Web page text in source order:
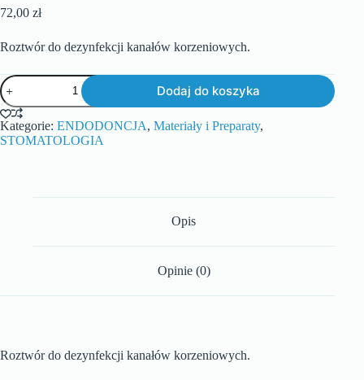
72,00 zł
Roztwór do dezynfekcji kanałów korzeniowych.
Dodaj do koszyka
Kategorie: ENDODONCJA, Materiały i Preparaty,
STOMATOLOGIA
Opis
Opinie (0)
Roztwór do dezynfekcji kanałów korzeniowych.